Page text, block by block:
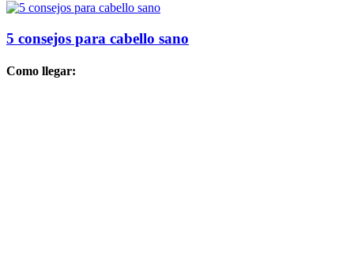
5 consejos para cabello sano
Como llegar: